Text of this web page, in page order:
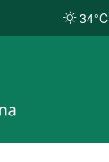
34°C